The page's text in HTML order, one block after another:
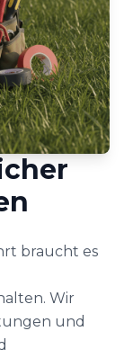
braucht es
Wir
und